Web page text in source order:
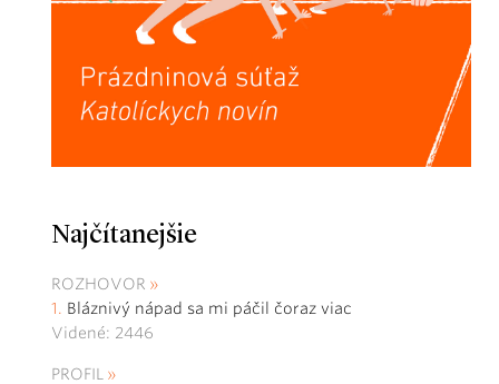
Najčítanejšie
ROZHOVOR
Bláznivý nápad sa mi páčil čoraz viac
Videné: 2446
PROFIL